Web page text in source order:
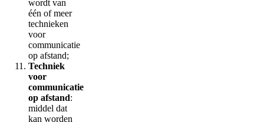
wordt van
één of meer
technieken
voor
communicatie
op afstand;
Techniek
voor
communicatie
op afstand:
middel dat
kan worden